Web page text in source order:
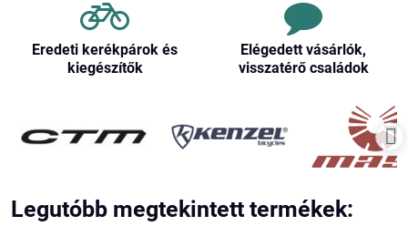
Eredeti kerékpárok és
kiegészítők
Elégedett vásárlók,
visszatérő családok
Legutóbb megtekintett termékek: